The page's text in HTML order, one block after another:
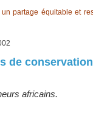
un partage équitable et
de
africains.